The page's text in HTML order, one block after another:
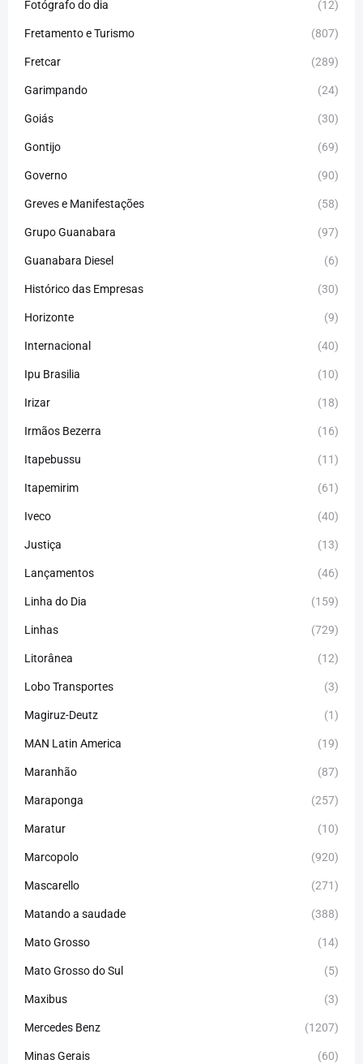
Fotógrafo do dia (12)
Fretamento e Turismo (807)
Fretcar (289)
Garimpando (24)
Goiás (30)
Gontijo (69)
Governo (90)
Greves e Manifestações (58)
Grupo Guanabara (97)
Guanabara Diesel (6)
Histórico das Empresas (30)
Horizonte (9)
Internacional (40)
Ipu Brasilia (10)
Irizar (18)
Irmãos Bezerra (16)
Itapebussu (11)
Itapemirim (61)
Iveco (40)
Justiça (13)
Lançamentos (46)
Linha do Dia (159)
Linhas (729)
Litorânea (12)
Lobo Transportes (3)
Magiruz-Deutz (1)
MAN Latin America (19)
Maranhão (87)
Maraponga (257)
Maratur (10)
Marcopolo (920)
Mascarello (271)
Matando a saudade (388)
Mato Grosso (14)
Mato Grosso do Sul (5)
Maxibus (3)
Mercedes Benz (1207)
Minas Gerais (60)